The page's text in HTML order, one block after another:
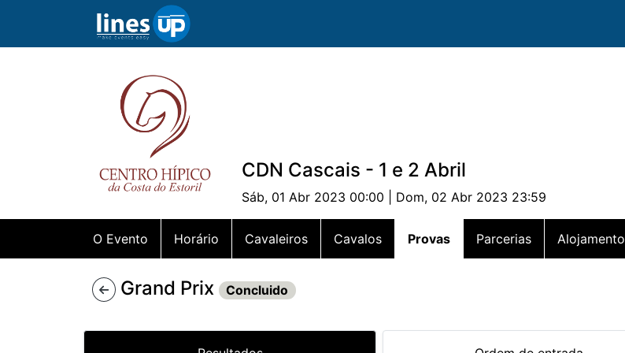
CDN Cascais - 1 e 2 Abril
Sáb, 01 Abr 2023 00:00 | Dom, 02 Abr 2023 23:59
O Evento Horário Cavaleiros Cavalos Provas Parcerias Alojamento
Grand Prix Concluido